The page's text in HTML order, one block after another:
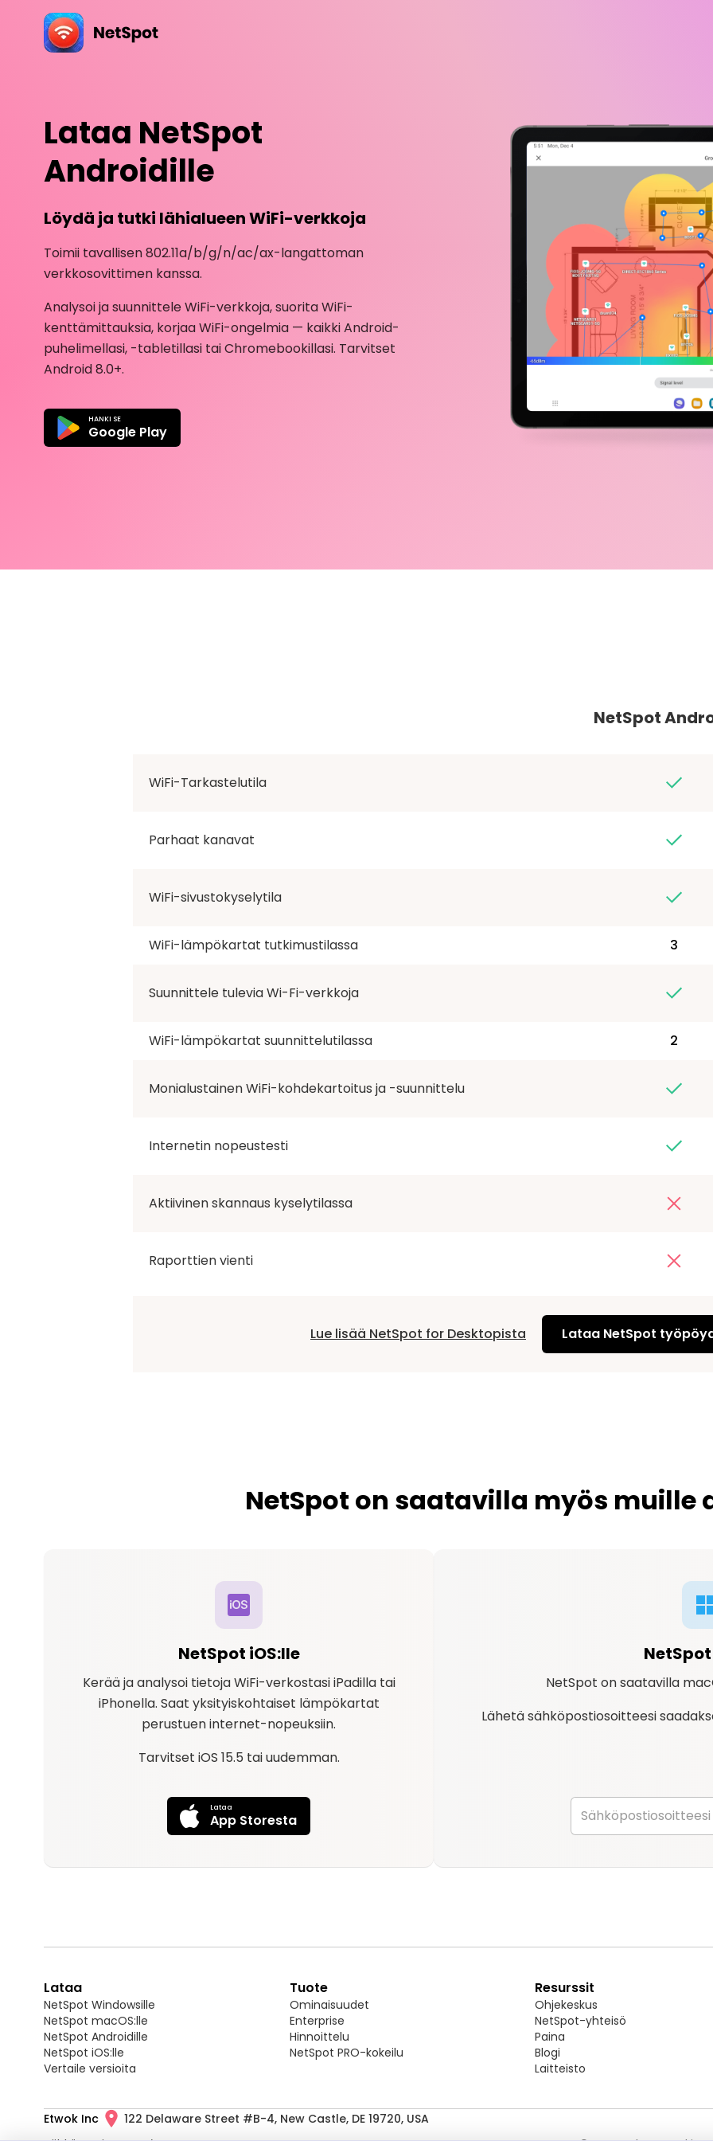
Lataa NetSpot
Androidille
Löydä ja tutki lähialueen WiFi-verkkoja
Toimii tavallisen 802.11a/b/g/n/ac/ax-langattoman
verkkosovittimen kanssa.
Analysoi ja suunnittele WiFi-verkkoja, suorita WiFi-
kenttämittauksia, korjaa WiFi-ongelmia — kaikki Android-
puhelimellasi, -tabletillasi tai Chromebookillasi. Tarvitset
Android 8.0+.
HANKI SE
Google Play
NetSpot
WiFi-Tarkastelutila
Parhaat kanavat
WiFi-sivustokyselytila
WiFi-lämpökartat tutkimustilassa 3
Suunnittele tulevia Wi-Fi-verkkoja
WiFi-lämpökartat suunnittelutilassa 2
Monialustainen WiFi-kohdekartoitus ja -suunnittelu
Internetin nopeustesti
Aktiivinen skannaus kyselytilassa
Raporttien vienti
Lue lisää NetSpot for Desktopista Lataa NetSpot
NetSpot on saatavilla myös muille
NetSpot iOS:lle
Kerää ja analysoi tietoja WiFi-verkostasi iPadilla tai
iPhonella. Saat yksityiskohtaiset lämpökartat
perustuen internet-nopeuksiin.
Tarvitset iOS 15.5 tai uudemman.
Lataa
App Storesta
NetSpot on saatavilla
Lähetä sähköpostiosoitteesi
Lataa
NetSpot Windowsille
NetSpot macOS:lle
NetSpot Androidille
NetSpot iOS:lle
Vertaile versioita
Tuote
Ominaisuudet
Enterprise
Hinnoittelu
NetSpot PRO-kokeilu
Resurssit
Ohjekeskus
NetSpot-yhteisö
Paina
Blogi
Laitteisto
Etwok Inc
122 Delaware Street #B-4, New Castle, DE 19720, USA